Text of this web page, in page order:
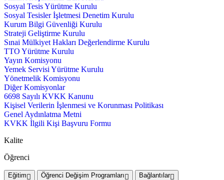
Sosyal Tesis Yürütme Kurulu
Sosyal Tesisler İşletmesi Denetim Kurulu
Kurum Bilgi Güvenliği Kurulu
Strateji Geliştirme Kurulu
Sınai Mülkiyet Hakları Değerlendirme Kurulu
TTO Yürütme Kurulu
Yayın Komisyonu
Yemek Servisi Yürütme Kurulu
Yönetmelik Komisyonu
Diğer Komisyonlar
6698 Sayılı KVKK Kanunu
Kişisel Verilerin İşlenmesi ve Korunması Politikası
Genel Aydınlatma Metni
KVKK İlgili Kişi Başvuru Formu
Kalite
Öğrenci
Eğitim Öğrenci Değişim Programları
Bağlantılar